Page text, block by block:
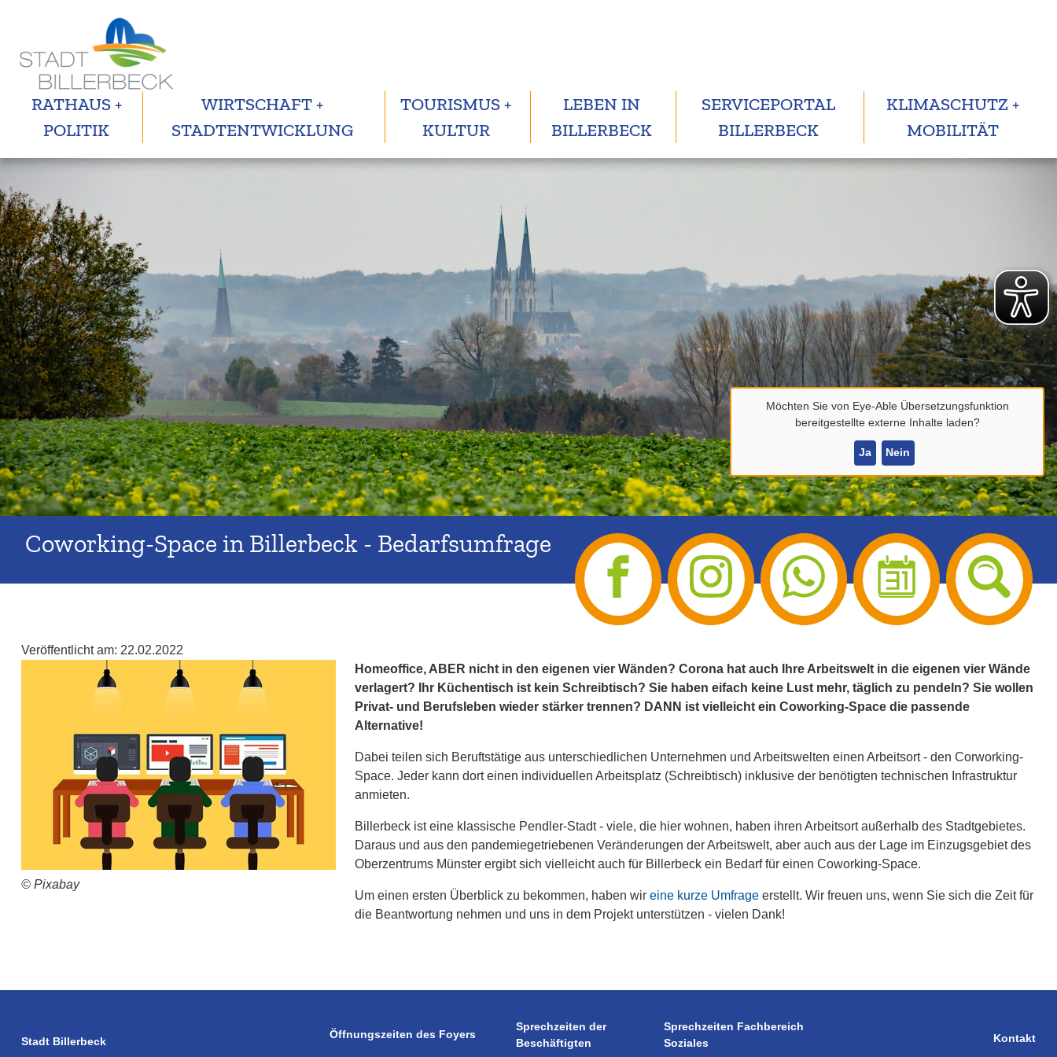
Möchten Sie von Eye-Able Übersetzungsfunktion
bereitgestellte externe Inhalte laden?
Ja Nein
RATHAUS +
POLITIK
WIRTSCHAFT +
STADTENTWICKLUNG
TOURISMUS +
KULTUR
LEBEN IN
BILLERBECK
SERVICEPORTAL
BILLERBECK
KLIMASCHUTZ +
MOBILITÄT
Coworking-Space in Billerbeck - Bedarfsumfrage
Veröffentlicht am: 22.02.2022
© Pixabay
Homeoffice, ABER nicht in den eigenen vier Wänden? Corona hat auch Ihre Arbeitswelt in die eigenen vier Wände
verlagert? Ihr Küchentisch ist kein Schreibtisch? Sie haben eifach keine Lust mehr, täglich zu pendeln? Sie wollen
Privat- und Berufsleben wieder stärker trennen? DANN ist vielleicht ein Coworking-Space die passende
Alternative!
Dabei teilen sich Beruftstätige aus unterschiedlichen Unternehmen und Arbeitswelten einen Arbeitsort - den Corworking-
Space. Jeder kann dort einen individuellen Arbeitsplatz (Schreibtisch) inklusive der benötigten technischen Infrastruktur
anmieten.
Billerbeck ist eine klassische Pendler-Stadt - viele, die hier wohnen, haben ihren Arbeitsort außerhalb des Stadtgebietes.
Daraus und aus den pandemiegetriebenen Veränderungen der Arbeitswelt, aber auch aus der Lage im Einzugsgebiet des
Oberzentrums Münster ergibt sich vielleicht auch für Billerbeck ein Bedarf für einen Coworking-Space.
Um einen ersten Überblick zu bekommen, haben wir eine kurze Umfrageerstellt. Wir freuen uns, wenn Sie sich die Zeit für
die Beantwortung nehmen und uns in dem Projekt unterstützen - vielen Dank!
Stadt Billerbeck
Öffnungszeiten des Foyers
Sprechzeiten der
Beschäftigten
Sprechzeiten Fachbereich
Soziales
Kontakt